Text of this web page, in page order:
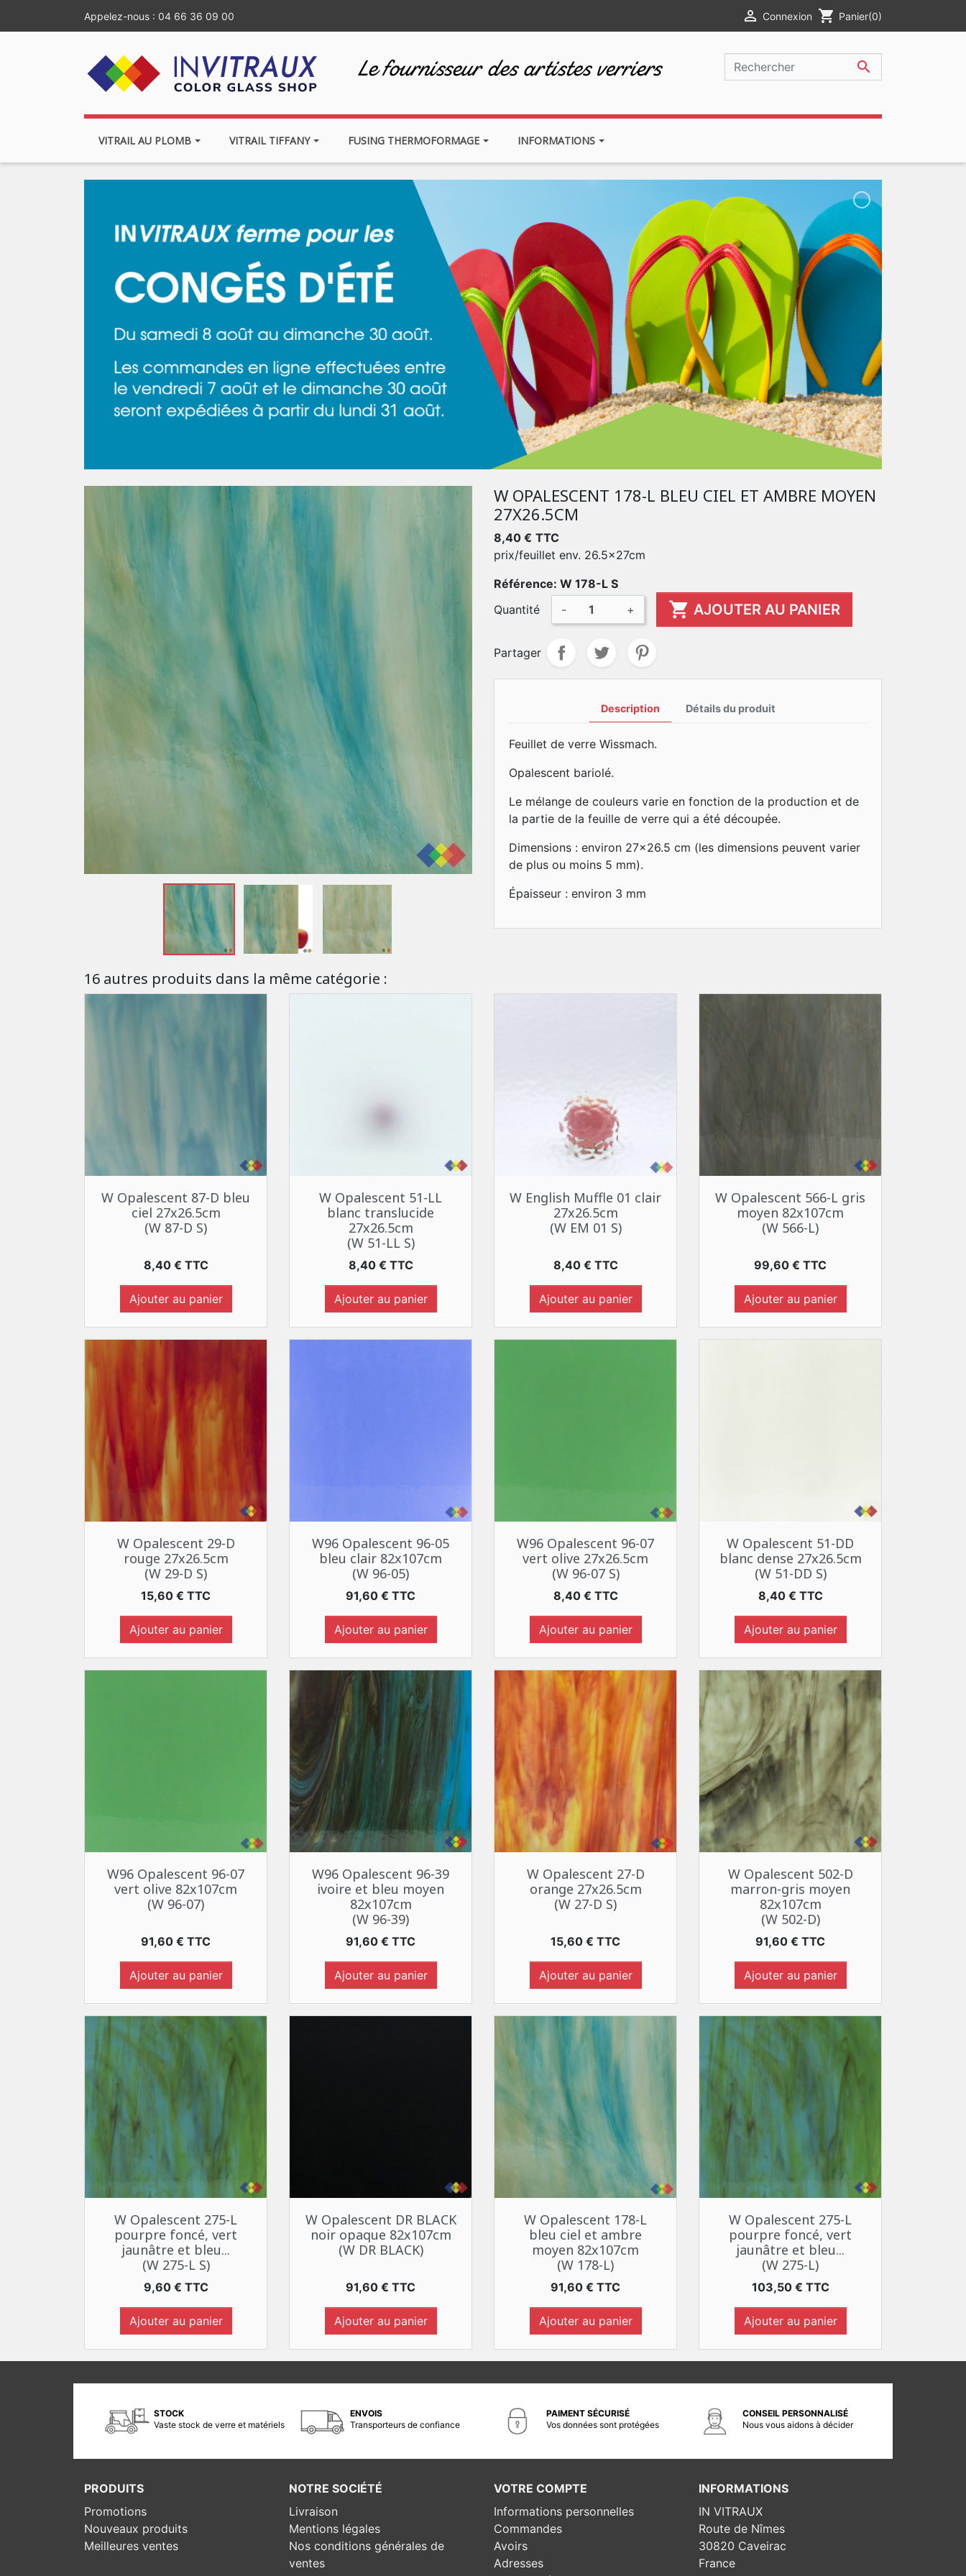
Appelez-nous : 04 66 36 09 00  Connexion shopping_cart Panier(0)
Le fournisseur des artistes verriers 
VITRAIL AU PLOMB VITRAIL TIFFANY FUSING THERMOFORMAGE INFORMATIONS
W OPALESCENT 178-L BLEU CIEL ET AMBRE MOYEN
27X26.5CM
8,40 € TTC
prix/feuillet env. 26.5x27cm
Référence: W 178-L S
Quantité
- +  AJOUTER AU PANIER
Partager
Description Détails du produit
Feuillet de verre Wissmach.
Opalescent bariolé.
Le mélange de couleurs varie en fonction de la production et de
la partie de la feuille de verre qui a été découpée.
Dimensions : environ 27x26.5 cm (les dimensions peuvent varier
de plus ou moins 5 mm).
Épaisseur : environ 3 mm
16 autres produits dans la même catégorie :
 Aperçu rapide
W Opalescent 87-D bleu
ciel 27x26.5cm
(W 87-D S)
Prix
8,40 € TTC
Ajouter au panier
Aperçu rapide
W Opalescent 51-LL
blanc translucide
27x26.5cm
(W 51-LL S)
Prix
8,40 € TTC
Ajouter au panier
 Aperçu rapide
W English Muffle 01 clair
27x26.5cm
(W EM 01 S)
Prix
8,40 € TTC
Ajouter au panier
 Aperçu rapide
W Opalescent 566-L gris
moyen 82x107cm
(W 566-L)
Prix
99,60 € TTC
Ajouter au panier
Aperçu rapide
W Opalescent 29-D
rouge 27x26.5cm
(W 29-D S)
Prix
15,60 € TTC
Ajouter au panier
Aperçu rapide
W96 Opalescent 96-05
bleu clair 82x107cm
(W 96-05)
Prix
91,60 € TTC
Ajouter au panier
Aperçu rapide
W96 Opalescent 96-07
vert olive 27x26.5cm
(W 96-07 S)
Prix
8,40 € TTC
Ajouter au panier
Aperçu rapide
W Opalescent 51-DD
blanc dense 27x26.5cm
(W 51-DD S)
Prix
8,40 € TTC
Ajouter au panier
Aperçu rapide
W96 Opalescent 96-07
vert olive 82x107cm
(W 96-07)
Prix
91,60 € TTC
Ajouter au panier
Aperçu rapide
W96 Opalescent 96-39
ivoire et bleu moyen
82x107cm
(W 96-39)
Prix
91,60 € TTC
Ajouter au panier
Aperçu rapide
W Opalescent 27-D
orange 27x26.5cm
(W 27-D S)
Prix
15,60 € TTC
Ajouter au panier
Aperçu rapide
W Opalescent 502-D
marron-gris moyen
82x107cm
(W 502-D)
Prix
91,60 € TTC
Ajouter au panier
Aperçu rapide
W Opalescent 275-L
pourpre foncé, vert
jaunâtre et bleu...
(W 275-L S)
Prix
9,60 € TTC
Ajouter au panier
 Aperçu rapide
W Opalescent DR BLACK
noir opaque 82x107cm
(W DR BLACK)
Prix
91,60 € TTC
Ajouter au panier
Aperçu rapide
W Opalescent 178-L
bleu ciel et ambre
moyen 82x107cm
(W 178-L)
Prix
91,60 € TTC
Ajouter au panier
Aperçu rapide
W Opalescent 275-L
pourpre foncé, vert
jaunâtre et bleu...
(W 275-L)
Prix
103,50 € TTC
Ajouter au panier
STOCK
Vaste stock de verre et matériels
ENVOIS
Transporteurs de confiance
PAIMENT SÉCURISÉ
Vos données sont protégées
CONSEIL PERSONNALISÉ
Nous vous aidons à décider
PRODUITS
Promotions
Nouveaux produits
Meilleures ventes
NOTRE SOCIÉTÉ
Livraison
Mentions légales
Nos conditions générales de
ventes
VOTRE COMPTE
Informations personnelles
Commandes
Avoirs
Adresses
INFORMATIONS
IN VITRAUX
Route de Nîmes
30820 Caveirac
France